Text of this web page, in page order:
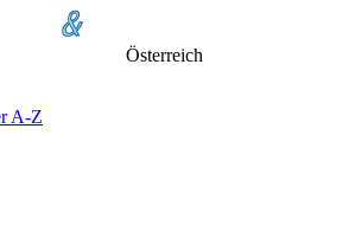
Österreich
A-Z